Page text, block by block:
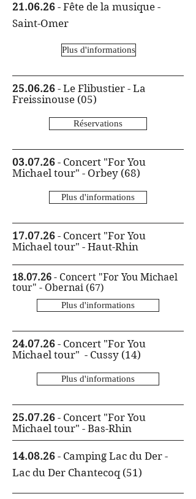
21.06.26 - Fête de la musique -
Saint-Omer
Plus d'informations
25.06.26 - Le Flibustier - La
Freissinouse (05)
Réservations
03.07.26 - Concert "For You
Michael tour" - Orbey (68)
Plus d'informations
17.07.26 - Concert "For You
Michael tour" - Haut-Rhin
18.07.26 - Concert "For You Michael
tour" - Obernai (67)
Plus d'informations
24.07.26 - Concert "For You
Michael tour" - Cussy (14)
Plus d'informations
25.07.26 - Concert "For You
Michael tour" - Bas-Rhin
14.08.26 - Camping Lac du Der -
Lac du Der Chantecoq (51)